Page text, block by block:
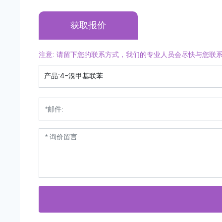
获取报价
注意: 请留下您的联系方式，我们的专业人员会尽快与您联
产品:4-溴甲基联苯